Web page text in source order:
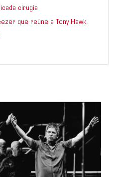
cirugía
que reúne a Tony Hawk